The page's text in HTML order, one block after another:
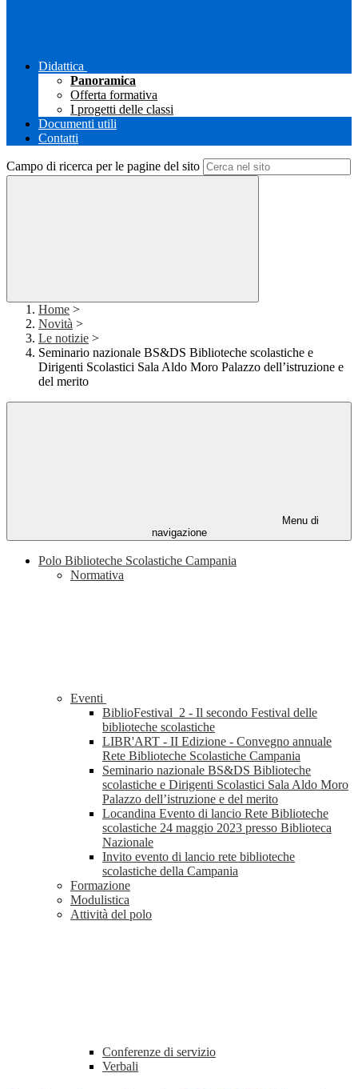
Didattica
Panoramica
Offerta formativa
I progetti delle classi
Documenti utili
Contatti
Campo di ricerca per le pagine del sito
Home >
Novità >
Le notizie >
Seminario nazionale BS&DS Biblioteche scolastiche e
Dirigenti Scolastici Sala Aldo Moro Palazzo dell’istruzione e
del merito
Menu di
navigazione
Polo Biblioteche Scolastiche Campania
Normativa
Eventi
BiblioFestival_2 - Il secondo Festival delle
biblioteche scolastiche
LIBR'ART - II Edizione - Convegno annuale
Rete Biblioteche Scolastiche Campania
Seminario nazionale BS&DS Biblioteche
scolastiche e Dirigenti Scolastici Sala Aldo Moro
Palazzo dell’istruzione e del merito
Locandina Evento di lancio Rete Biblioteche
scolastiche 24 maggio 2023 presso Biblioteca
Nazionale
Invito evento di lancio rete biblioteche
scolastiche della Campania
Formazione
Modulistica
Attività del polo
Conferenze di servizio
Verbali